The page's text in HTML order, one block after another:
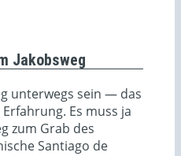
Jakobsweg
unterwegs sein — das
Es muss ja
zum Grab des
Santiago de